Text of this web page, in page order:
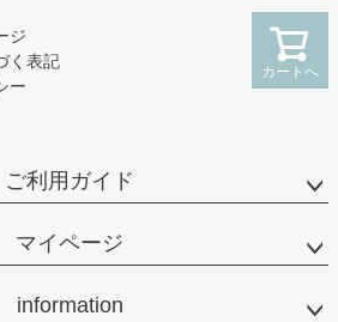
カートへ
ジ
く表記
ー
ご利用ガイド
マイページ
information